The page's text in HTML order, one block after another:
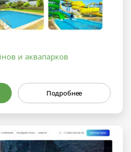
и аквапарков
Подробнее